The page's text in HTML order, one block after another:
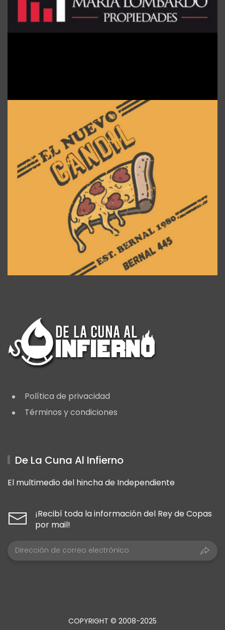
Política de privacidad
Términos y condiciones
De La Cuna Al Infierno
El multimedio del hincha de Independiente
¡Recibí toda la información del Rey de Copas
por mail!
COPYRIGHT © 2008-2025